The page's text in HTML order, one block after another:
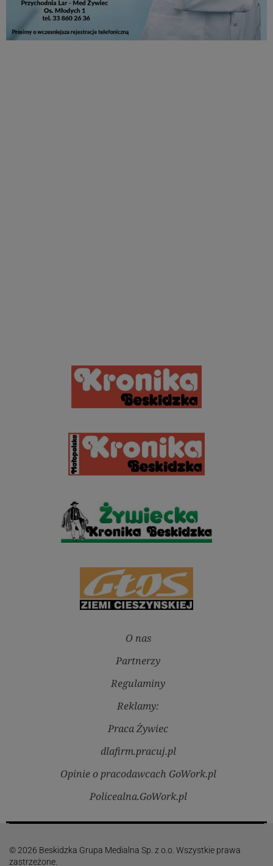
O nas
Partnerzy
Regulaminy
Reklamy:
Praca Żywiec
dlafirm.pracuj.pl
Opinie o pracodawcach GoWork.pl
Policealna.GoWork.pl
© 2026 Beskidzka Grupa Medialna Sp. z o.o. Wszystkie prawa
zastrzeżone.